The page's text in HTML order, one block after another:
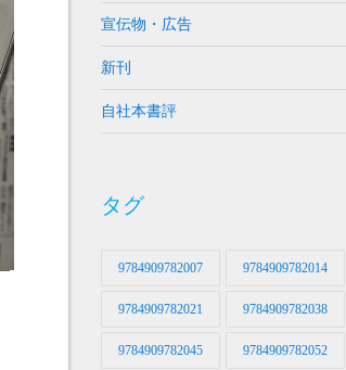
宣伝物・広告
新刊
自社本書評
タグ
9784909782007 9784909782014
9784909782021 9784909782038
9784909782045 9784909782052